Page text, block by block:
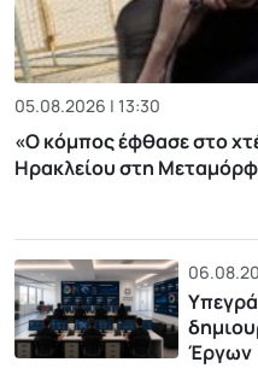
05.08.2026 | 13:30
«Ο κόμπος έφθασε στο
Ηρακλείου στη
Έργων